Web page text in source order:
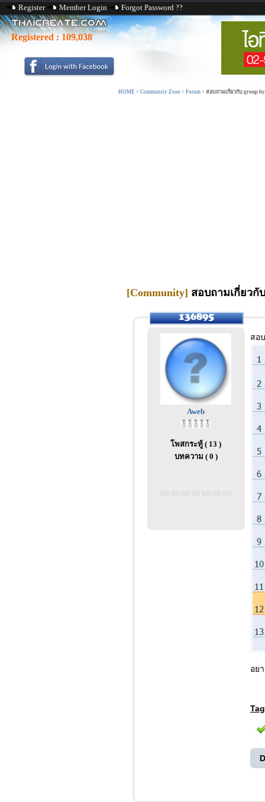
Register Member Login Forgot Password ??
Registered : 109,038
HOME > Community Zone > Forum > สอบถามเกี่ยวกับ group
[Community] สอบถามเกี่ยวกั
Aweb
โพสกระทู้ ( 13 )
บทความ ( 0 )
สอ
อย
Tag